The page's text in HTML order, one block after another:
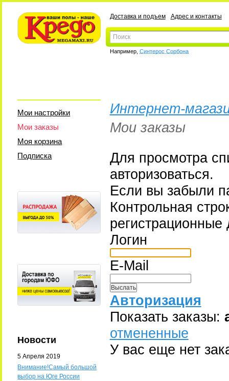
Доставка и подъем Адрес и контакты
Например, Синтерос Сорбона
Мои настройки
Мои заказы
Моя корзина
Подписка
Новости
5 Апреля 2019
Внимание!Самый большой
выбор на Юге России
Интернет-
Мои заказы
Для просмотра
авторизоваться.
Если вы забыли
Контрольная
Логин
E-Mail
Авторизация
Показать заказы:
отмененные
У вас еще нет